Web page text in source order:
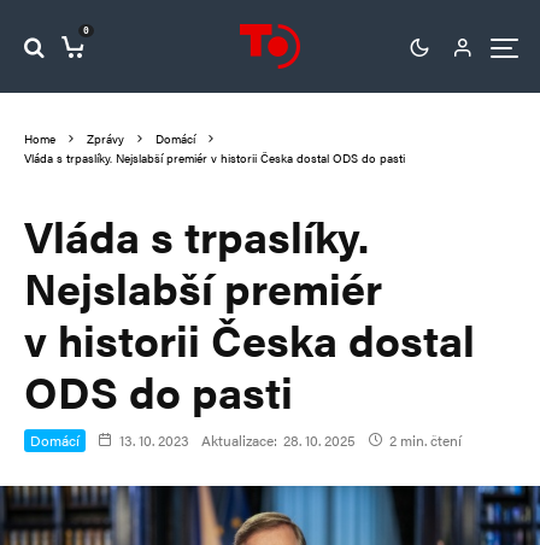
0
Home Zprávy
Domácí
Vláda s trpaslíky. Nejslabší premiér v historii Česka dostal ODS do pasti
Vláda s trpaslíky.
Nejslabší premiér
v historii Česka dostal
ODS do pasti
Domácí 13. 10. 2023 Aktualizace: 28. 10. 2025 2 min. čtení